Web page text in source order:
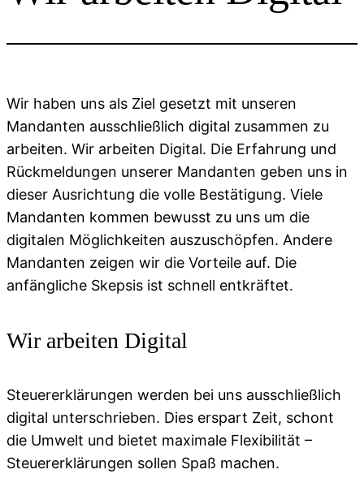
Wir haben uns als Ziel gesetzt mit unseren
Mandanten ausschließlich digital zusammen zu
arbeiten. Wir arbeiten Digital. Die Erfahrung und
Rückmeldungen unserer Mandanten geben uns in
dieser Ausrichtung die volle Bestätigung. Viele
Mandanten kommen bewusst zu uns um die
digitalen Möglichkeiten auszuschöpfen. Andere
Mandanten zeigen wir die Vorteile auf. Die
anfängliche Skepsis ist schnell entkräftet.
Wir arbeiten Digital
Steuererklärungen werden bei uns ausschließlich
digital unterschrieben. Dies erspart Zeit, schont
die Umwelt und bietet maximale Flexibilität –
Steuererklärungen sollen Spaß machen.